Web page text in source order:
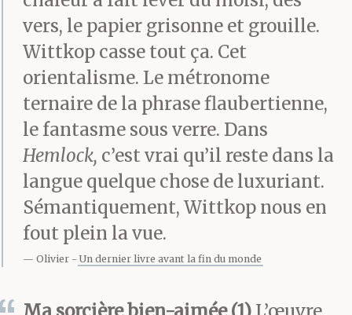
entouré des pénitents
psalmodiant sous leurs
cagoules. On avait
éteint les cierges à
cause du sirocco, tandis
qu’une lueur irréelle,
dépourvue de source
eût-on dit, enveloppait
vers, le papier grisonne et grouille.
Wittkop casse tout ça. Cet
orientalisme. Le métronome
ternaire de la phrase flaubertienne,
le fantasme sous verre. Dans
Hemlock, c’est vrai qu’il reste dans la
langue quelque chose de luxuriant.
Sémantiquement, Wittkop nous en
fout plein la vue.
Olivier Un dernier livre avant la fin du monde